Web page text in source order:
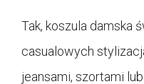
Tak, koszula damska
casualowych
jeansami, szortami